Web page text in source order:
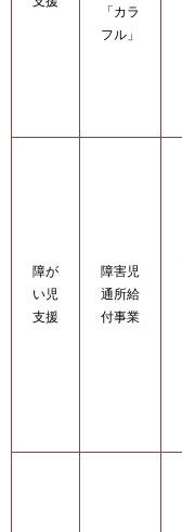
「カラ
フル」
障が
い児
支援
障害児
通所給
付事業